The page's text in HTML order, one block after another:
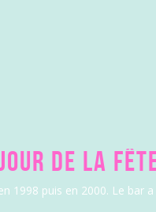
DE LA
puis en 2000. Le bar